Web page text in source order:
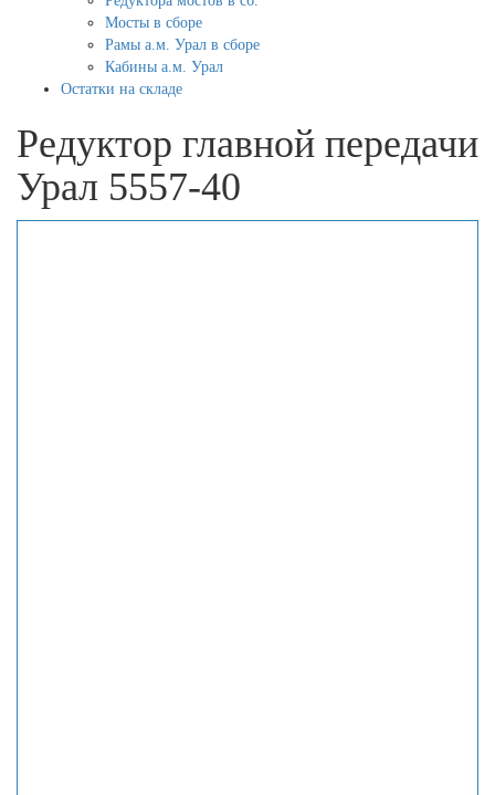
Мосты в сборе
Рамы а.м. Урал в сборе
Кабины а.м. Урал
Остатки на складе
Редуктор главной передачи
Урал 5557-40